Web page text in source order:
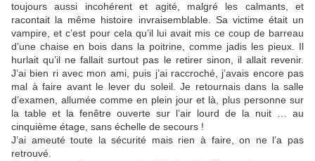
toujours aussi incohérent et agité, malgré les calmants, et
racontait la même histoire invraisemblable. Sa victime était un
vampire, et c’est pour cela qu’il lui avait mis ce coup de barreau
d’une chaise en bois dans la poitrine, comme jadis les pieux. Il
hurlait qu’il ne fallait surtout pas le retirer sinon, il allait revenir.
J’ai bien ri avec mon ami, puis j’ai raccroché, j’avais encore pas
mal à faire avant le lever du soleil. Je retournais dans la salle
d’examen, allumée comme en plein jour et là, plus personne sur
la table et la fenêtre ouverte sur l’air lourd de la nuit … au
cinquième étage, sans échelle de secours !
J’ai ameuté toute la sécurité mais rien à faire, on ne l’a pas
retrouvé.